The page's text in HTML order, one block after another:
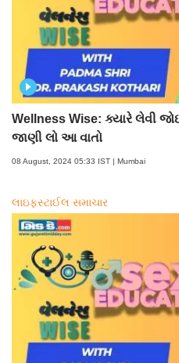
Wellness Wise: ક્યારે લેવી
જાણી લો આ વાતો
08 August, 2024 05:33 IST | Mumbai
લાઇફસ્ટાઈલ સમાચાર